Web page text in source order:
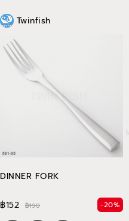
Twinfish
DINNER FORK
฿152 ฿190 -20%